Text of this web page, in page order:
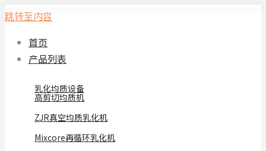
跳转至内容
首页
产品列表
乳化均质设备
高剪切均质机
ZJR真空均质乳化机
Mixcore再循环乳化机